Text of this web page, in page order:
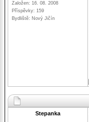
Založen: 16. 08. 2008
Příspěvky: 159
Bydliště: Nový Jičín
Stepanka